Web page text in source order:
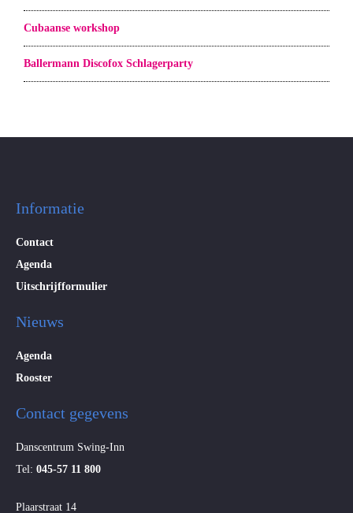
Cubaanse workshop
Ballermann Discofox Schlagerparty
Informatie
Contact
Agenda
Uitschrijfformulier
Nieuws
Agenda
Rooster
Contact gegevens
Danscentrum Swing-Inn
Tel: 045-57 11 800
Plaarstraat 14